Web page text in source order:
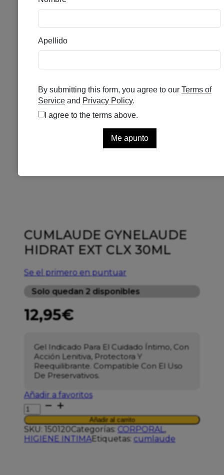
CUMLAUDE GYNELAUDE
HIDRAT EXT CLX 30ML
Se el primero en puntuar
Solo quedan 2 disponibles
12,95€
Gel Indicado Para El Cuidado Íntimo, Con
Acción Lenitiva, Protectora Y
Reequilibrante. Compatible Con El Uso
De Preservativos.
Añadir a favoritos
CUMLAUDE
GYNELAUDE
HIDRAT
EXT
CLX
Añadir al carrito
SKU: 150120Categorías: CORPORAL,
HIGIENE INTIMAEtiquetas: cumlaude